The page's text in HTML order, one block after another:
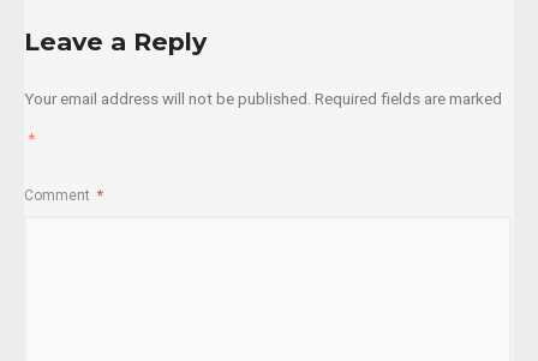
Leave a Reply
Your email address will not be published. Required fields are marked
*
Comment *